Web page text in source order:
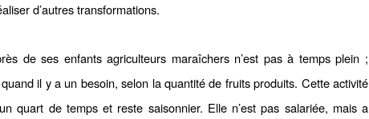
d’autres transformations.
de ses enfants agriculteurs maraîchers n’est pas à temps plein ;
il y a un besoin, selon la quantité de fruits produits. Cette activité
quart de temps et reste saisonnier. Elle n’est pas salariée, mais a